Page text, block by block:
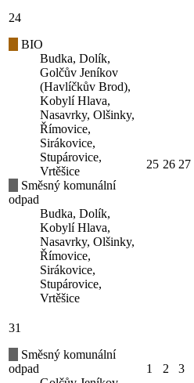
24
BIO
Budka, Dolík,
Golčův Jeníkov
(Havlíčkův Brod),
Kobylí Hlava,
Nasavrky, Olšinky,
Římovice,
Sirákovice,
Stupárovice,
Vrtěšice
Směsný komunální
odpad
Budka, Dolík,
Kobylí Hlava,
Nasavrky, Olšinky,
Římovice,
Sirákovice,
Stupárovice,
Vrtěšice
25 26 27
31
Směsný komunální
odpad
1 2 3